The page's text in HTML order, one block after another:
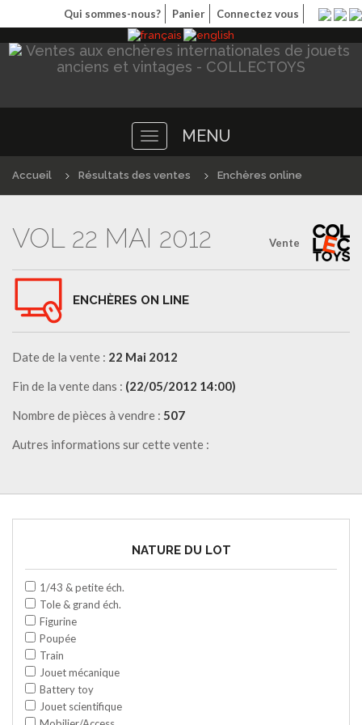
Qui sommes-nous? Panier Connectez vous
Toggle
navigation
MENU
Accueil Résultats des ventes Enchères online
Vente
VOL 22 MAI 2012
ENCHÈRES ON LINE
Date de la vente : 22 Mai 2012
Fin de la vente dans : (22/05/2012 14:00)
Nombre de pièces à vendre : 507
Autres informations sur cette vente :
NATURE DU LOT
1/43 & petite éch.
Tole & grand éch.
Figurine
Poupée
Train
Jouet mécanique
Battery toy
Jouet scientifique